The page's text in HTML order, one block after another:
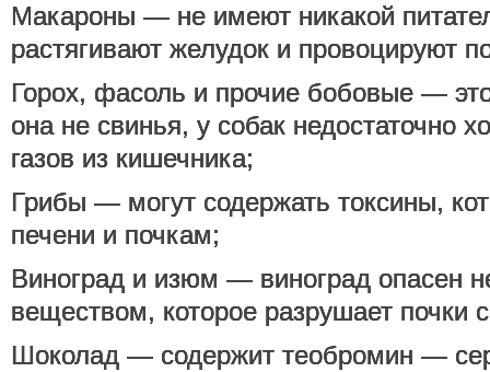
Макароны — не имеют никакой
растягивают желудок и провоцируют
Горох, фасоль и прочие бобовые —
она не свинья, у собак недостаточно
газов из кишечника;
Грибы — могут содержать токсины,
печени и почкам;
Виноград и изюм — виноград опасен
веществом, которое разрушает почки
Шоколад — содержит теобромин —